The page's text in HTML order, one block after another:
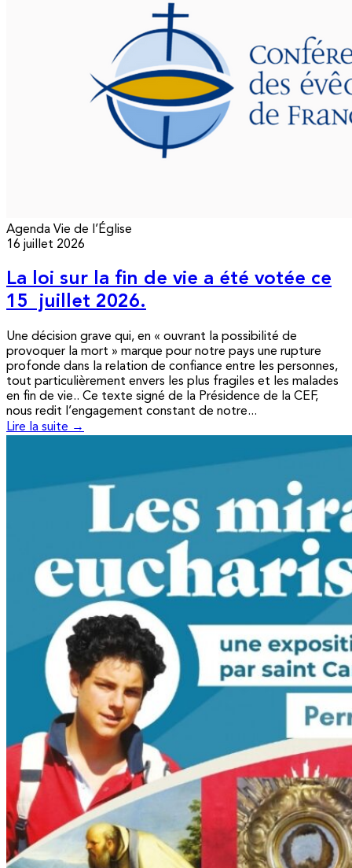
Agenda Vie de l’Église
16 juillet 2026
La loi sur la fin de vie a été votée ce
15 juillet 2026.
Une décision grave qui, en « ouvrant la possibilité de
provoquer la mort » marque pour notre pays une rupture
profonde dans la relation de confiance entre les personnes,
tout particulièrement envers les plus fragiles et les malades
en fin de vie.. Ce texte signé de la Présidence de la CEF,
nous redit l’engagement constant de notre...
Lire la suite →